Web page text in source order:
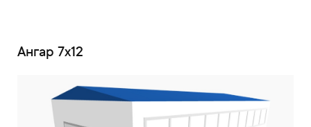
Ангар 7х12